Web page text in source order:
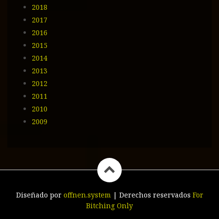
2018
2017
2016
2015
2014
2013
2012
2011
2010
2009
Diseñado por offnen.system| Derechos reservados For
Bitching Only